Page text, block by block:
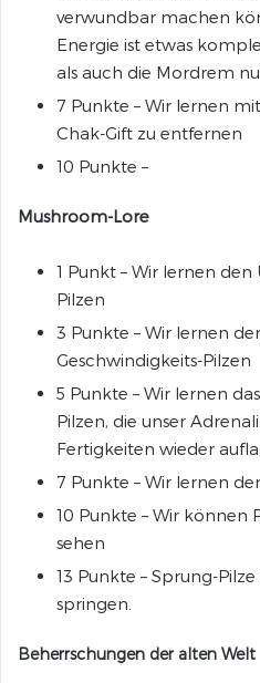
verwundbar machen
Energie ist etwas
als auch die Mordrem
7 Punkte – Wir lernen
Chak-Gift zu entfernen
10 Punkte –
Mushroom-Lore
1 Punkt – Wir lernen
Pilzen
3 Punkte – Wir lernen
Geschwindigkeits-Pilzen
5 Punkte – Wir lernen
Pilzen, die unser
Fertigkeiten wieder
7 Punkte – Wir lernen
10 Punkte – Wir können
sehen
13 Punkte – Sprung-
springen.
Beherrschungen der alten Welt